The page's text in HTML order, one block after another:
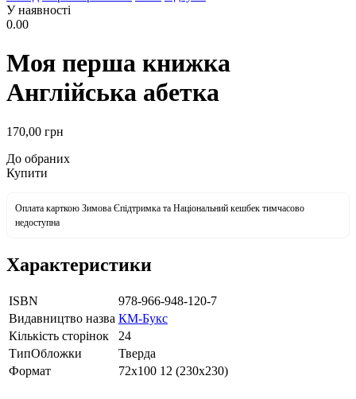
У наявності
0.00
Моя перша книжка
Англійська абетка
170,00 грн
До обраних
Купити
Оплата карткою Зимова Єпідтримка та Національний кешбек тимчасово
недоступна
Характеристики
ISBN
978-966-948-120-7
Видавництво назва КМ-Букс
Кількість сторінок
24
ТипОбложки
Тверда
Формат
72х100 12 (230х230)